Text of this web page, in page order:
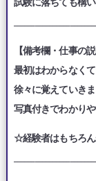
【備考欄・仕事の説
最初はわからなく
徐々に覚えていきま
写真付きでわかり
☆経験者はもちろん